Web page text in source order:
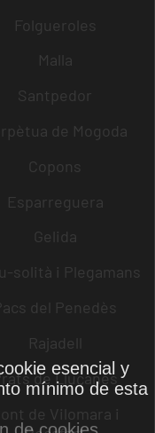
Folgueroles
Malla
Santpedor
de Mogoda
Copons
Esparreguera
Gelida
solità i Plegamans
del Penedès
Rajadell
de Lluçanès
de Vilomara i
esencial y
mínimo de esta